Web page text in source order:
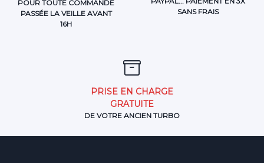
POUR TOUTE COMMANDE
PASSÉE LA VEILLE AVANT
16H
SANS FRAIS
PRISE EN CHARGE
GRATUITE
DE VOTRE ANCIEN TURBO